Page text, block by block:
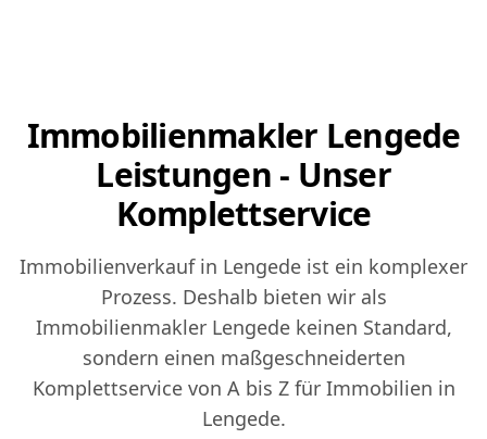
Immobilienmakler Lengede
Leistungen - Unser
Komplettservice
Immobilienverkauf in Lengede ist ein komplexer
Prozess. Deshalb bieten wir als
Immobilienmakler Lengede keinen Standard,
sondern einen maßgeschneiderten
Komplettservice von A bis Z für Immobilien in
Lengede.